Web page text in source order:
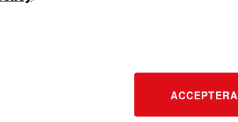
ACCEPTERA